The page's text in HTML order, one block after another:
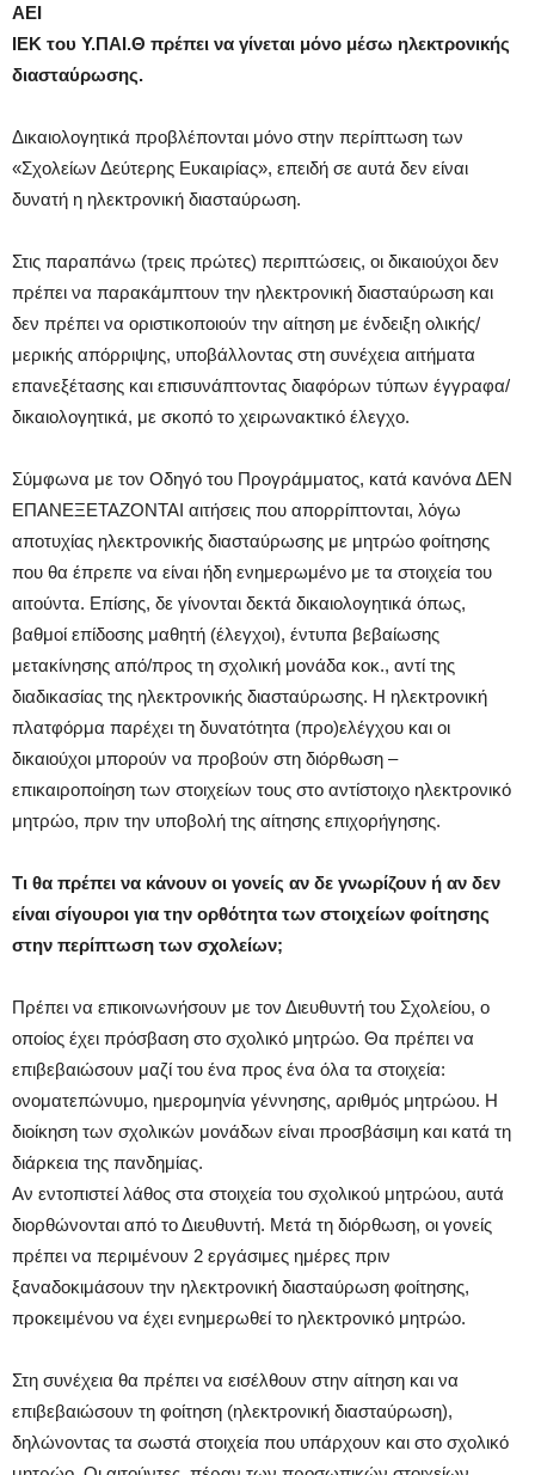
ΑΕΙ
ΙΕΚ του Υ.ΠΑΙ.Θ πρέπει να γίνεται μόνο μέσω ηλεκτρονικής
διασταύρωσης.
Δικαιολογητικά προβλέπονται μόνο στην περίπτωση των
«Σχολείων Δεύτερης Ευκαιρίας», επειδή σε αυτά δεν είναι
δυνατή η ηλεκτρονική διασταύρωση.
Στις παραπάνω (τρεις πρώτες) περιπτώσεις, οι δικαιούχοι δεν
πρέπει να παρακάμπτουν την ηλεκτρονική διασταύρωση και
δεν πρέπει να οριστικοποιούν την αίτηση με ένδειξη ολικής/
μερικής απόρριψης, υποβάλλοντας στη συνέχεια αιτήματα
επανεξέτασης και επισυνάπτοντας διαφόρων τύπων έγγραφα/
δικαιολογητικά, με σκοπό το χειρωνακτικό έλεγχο.
Σύμφωνα με τον Οδηγό του Προγράμματος, κατά κανόνα ΔΕΝ
ΕΠΑΝΕΞΕΤΑΖΟΝΤΑΙ αιτήσεις που απορρίπτονται, λόγω
αποτυχίας ηλεκτρονικής διασταύρωσης με μητρώο φοίτησης
που θα έπρεπε να είναι ήδη ενημερωμένο με τα στοιχεία του
αιτούντα. Επίσης, δε γίνονται δεκτά δικαιολογητικά όπως,
βαθμοί επίδοσης μαθητή (έλεγχοι), έντυπα βεβαίωσης
μετακίνησης από/προς τη σχολική μονάδα κοκ., αντί της
διαδικασίας της ηλεκτρονικής διασταύρωσης. Η ηλεκτρονική
πλατφόρμα παρέχει τη δυνατότητα (προ)ελέγχου και οι
δικαιούχοι μπορούν να προβούν στη διόρθωση –
επικαιροποίηση των στοιχείων τους στο αντίστοιχο ηλεκτρονικό
μητρώο, πριν την υποβολή της αίτησης επιχορήγησης.
Τι θα πρέπει να κάνουν οι γονείς αν δε γνωρίζουν ή αν δεν
είναι σίγουροι για την ορθότητα των στοιχείων φοίτησης
στην περίπτωση των σχολείων;
Πρέπει να επικοινωνήσουν με τον Διευθυντή του Σχολείου, ο
οποίος έχει πρόσβαση στο σχολικό μητρώο. Θα πρέπει να
επιβεβαιώσουν μαζί του ένα προς ένα όλα τα στοιχεία:
ονοματεπώνυμο, ημερομηνία γέννησης, αριθμός μητρώου. Η
διοίκηση των σχολικών μονάδων είναι προσβάσιμη και κατά τη
διάρκεια της πανδημίας.
Αν εντοπιστεί λάθος στα στοιχεία του σχολικού μητρώου, αυτά
διορθώνονται από το Διευθυντή. Μετά τη διόρθωση, οι γονείς
πρέπει να περιμένουν 2 εργάσιμες ημέρες πριν
ξαναδοκιμάσουν την ηλεκτρονική διασταύρωση φοίτησης,
προκειμένου να έχει ενημερωθεί το ηλεκτρονικό μητρώο.
Στη συνέχεια θα πρέπει να εισέλθουν στην αίτηση και να
επιβεβαιώσουν τη φοίτηση (ηλεκτρονική διασταύρωση),
δηλώνοντας τα σωστά στοιχεία που υπάρχουν και στο σχολικό